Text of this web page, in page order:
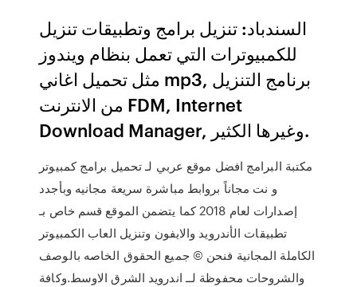
السندباد: تنزيل برامج وتطبيقات تنزيل
للكمبيوترات التي تعمل بنظام ويندوز
مثل تحميل اغاني mp3, برنامج التنزيل
من الانترنت FDM, Internet
Download Manager, وغيرها الكثير.
مكتبة البرامج افضل موقع عربي لـ تحميل برامج كمبيوتر
و نت مجاناً بروابط مباشرة سريعة مجانيه وبأجدد
إصدارات لعام 2018 كما يتضمن الموقع قسم خاص بـ
تطبيقات الأندرويد والايفون وتنزيل العاب الكمبيوتر
الكاملة المجانية فنحن © جميع الحقوق الخاصه بالوصف
والشروحات محفوظة لــ اندرويد الشرق الاوسط.وكافة